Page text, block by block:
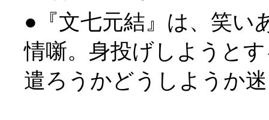
●『文七元結』は、笑い
情噺。身投げしようと
遣ろうかどうしようか